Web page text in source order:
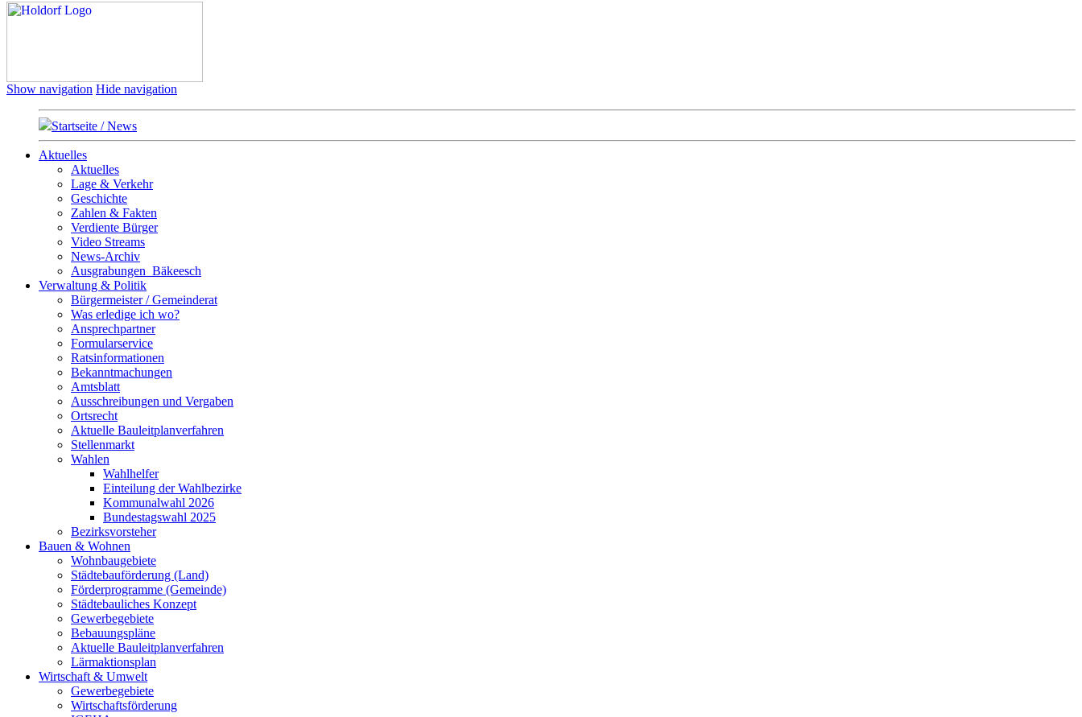
Show navigation Hide navigation
Startseite / News
Aktuelles
Aktuelles
Lage & Verkehr
Geschichte
Zahlen & Fakten
Verdiente Bürger
Video Streams
News-Archiv
Ausgrabungen_Bäkeesch
Verwaltung & Politik
Bürgermeister / Gemeinderat
Was erledige ich wo?
Ansprechpartner
Formularservice
Ratsinformationen
Bekanntmachungen
Amtsblatt
Ausschreibungen und Vergaben
Ortsrecht
Aktuelle Bauleitplanverfahren
Stellenmarkt
Wahlen
Wahlhelfer
Einteilung der Wahlbezirke
Kommunalwahl 2026
Bundestagswahl 2025
Bezirksvorsteher
Bauen & Wohnen
Wohnbaugebiete
Städtebauförderung (Land)
Förderprogramme (Gemeinde)
Städtebauliches Konzept
Gewerbegebiete
Bebauungspläne
Aktuelle Bauleitplanverfahren
Lärmaktionsplan
Wirtschaft & Umwelt
Gewerbegebiete
Wirtschaftsförderung